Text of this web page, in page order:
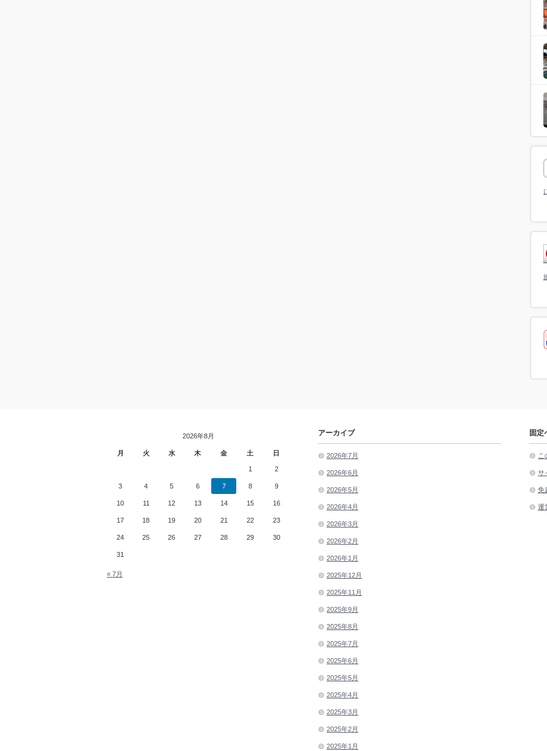
2026年8月
月 火 水 木 金 土 日
1 2
3 4 5 6 7 8 9
10 11 12 13 14 15 16
17 18 19 20 21 22 23
24 25 26 27 28 29 30
31
« 7月
アーカイブ
2026年7月
2026年6月
2026年5月
2026年4月
2026年3月
2026年2月
2026年1月
2025年12月
2025年11月
2025年9月
2025年8月
2025年7月
2025年6月
2025年5月
2025年4月
2025年3月
2025年2月
2025年1月
固定
こ
サ
免
運